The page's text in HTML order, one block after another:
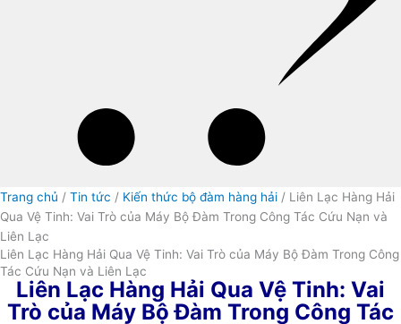
Trang chủ / Tin tức / Kiến thức bộ đàm hàng hải / Liên Lạc Hàng Hải
Qua Vệ Tinh: Vai Trò của Máy Bộ Đàm Trong Công Tác Cứu Nạn và
Liên Lạc
Liên Lạc Hàng Hải Qua Vệ Tinh: Vai Trò của Máy Bộ Đàm Trong Công
Tác Cứu Nạn và Liên Lạc
Liên Lạc Hàng Hải Qua Vệ Tinh: Vai
Trò của Máy Bộ Đàm Trong Công Tác